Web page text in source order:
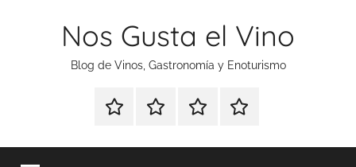
Nos Gusta el Vino
Blog de Vinos, Gastronomía y Enoturismo
Especial
Tonics
Enoturismo
Gastronomía
RankingContacto